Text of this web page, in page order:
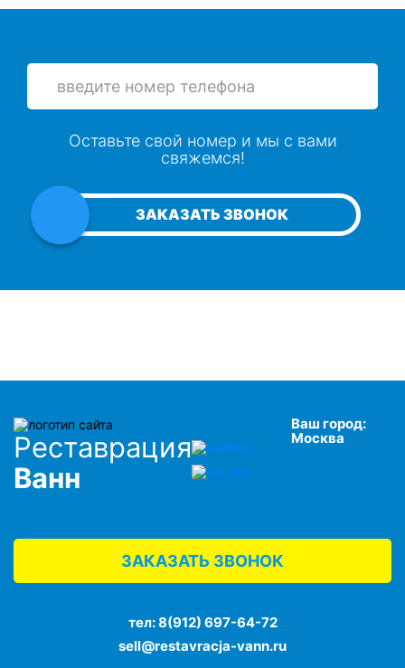
ЗАКАЗАТЬ ЗВОНОК
Оставьте свой номер и мы с вами
свяжемся!
Реставрация
Ванн
Ваш город:
Москва
ЗАКАЗАТЬ ЗВОНОК
тел:8(912) 697-64-72
sell@restavracja-vann.ru